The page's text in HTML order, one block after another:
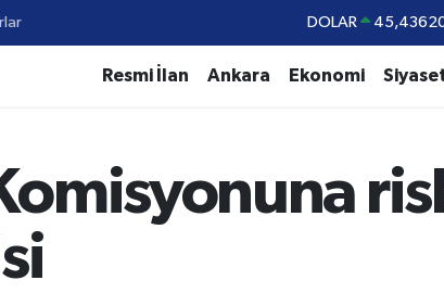
DOLAR
BİST100
BITCOIN 79.591,74
Resmi İlan Ankara Ekonomi